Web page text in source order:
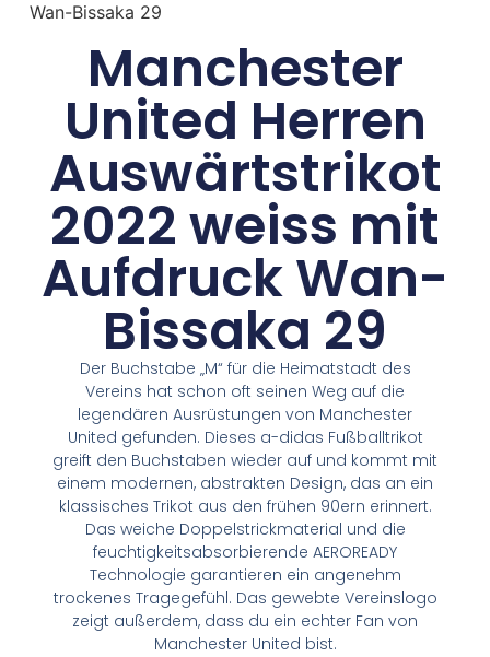
Wan-Bissaka 29
Manchester
United Herren
Auswärtstrikot
2022 weiss mit
Aufdruck Wan-
Bissaka 29
Der Buchstabe „M“ für die Heimatstadt des
Vereins hat schon oft seinen Weg auf die
legendären Ausrüstungen von Manchester
United gefunden. Dieses a-didas Fußballtrikot
greift den Buchstaben wieder auf und kommt mit
einem modernen, abstrakten Design, das an ein
klassisches Trikot aus den frühen 90ern erinnert.
Das weiche Doppelstrickmaterial und die
feuchtigkeitsabsorbierende AEROREADY
Technologie garantieren ein angenehm
trockenes Tragegefühl. Das gewebte Vereinslogo
zeigt außerdem, dass du ein echter Fan von
Manchester United bist.